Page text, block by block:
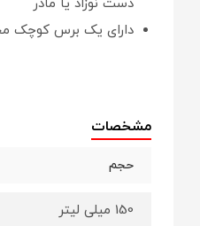
دست نوزاد یا مادر
دارای یک برس کوچک
مشخصات
حجم
150 میلی لیتر